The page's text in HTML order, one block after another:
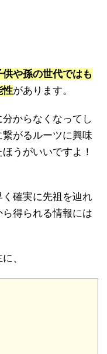
供や孫の世代ではも
性があります。
からなくなってし
がるルーツに興味
うがいいですよ！
確実に先祖を辿れ
得られる情報には
、